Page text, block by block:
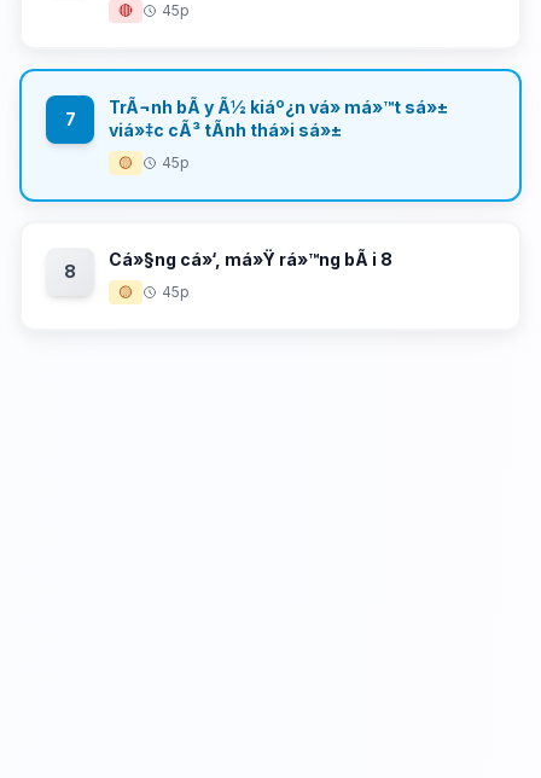
🔴 45p
7
TrÃ¬nh bÃ y Ã½ kiáº¿n vá» má»™t sá»±
viá»‡c cÃ³ tÃ­nh thá»i sá»±
🟡 45p
8
Cá»§ng cá»‘, má»Ÿ rá»™ng bÃ i 8
🟡 45p